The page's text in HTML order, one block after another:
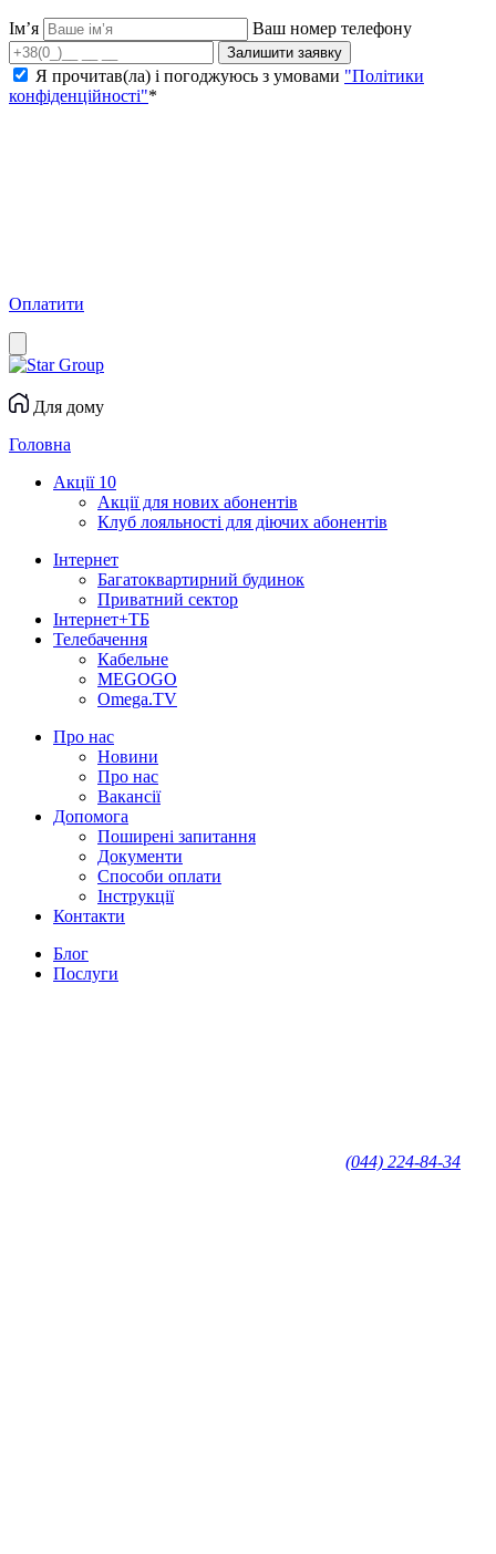
Ім’я Ваш номер телефону
Залишити заявку
Я прочитав(ла) і погоджуюсь з умовами "Політики
конфіденційності"*
Оплатити
Для дому
Головна
Акції 10
Акції для нових абонентів
Клуб лояльності для діючих абонентів
Інтернет
Багатоквартирний будинок
Приватний сектор
Інтернет+ТБ
Телебачення
Кабельне
MEGOGO
Omega.TV
Про нас
Новини
Про нас
Вакансії
Допомога
Поширені запитання
Документи
Способи оплати
Інструкції
Контакти
Блог
Послуги
(044) 224-84-34